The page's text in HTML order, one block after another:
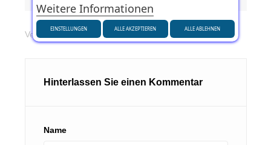
Veröffentlicht in: Reifenkauf Ratgeber
Hinterlassen Sie einen Kommentar
Name
Weitere Informationen
EINSTELLUNGEN ALLE ABLEHNEN
ALLE AKZEPTIEREN